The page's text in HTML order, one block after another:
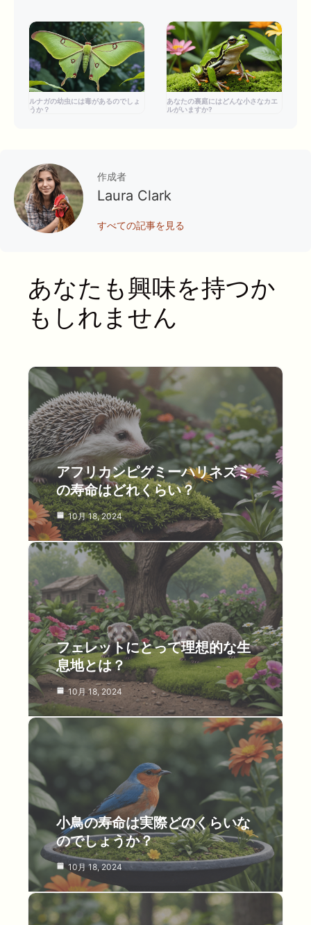
ルナガの幼虫には毒があるのでしょ
うか？
あなたの裏庭にはどんな小さなカエ
ルがいますか?
作成者
Laura Clark
すべての記事を見る
あなたも興味を持つか
もしれません
アフリカンピグミーハリネズミ
の寿命はどれくらい？
10月 18, 2024
フェレットにとって理想的な生
息地とは？
10月 18, 2024
小鳥の寿命は実際どのくらいな
のでしょうか？
10月 18, 2024